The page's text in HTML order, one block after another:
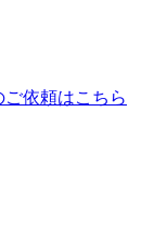
依頼はこちら